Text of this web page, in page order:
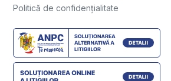
Politică de confidențialitate